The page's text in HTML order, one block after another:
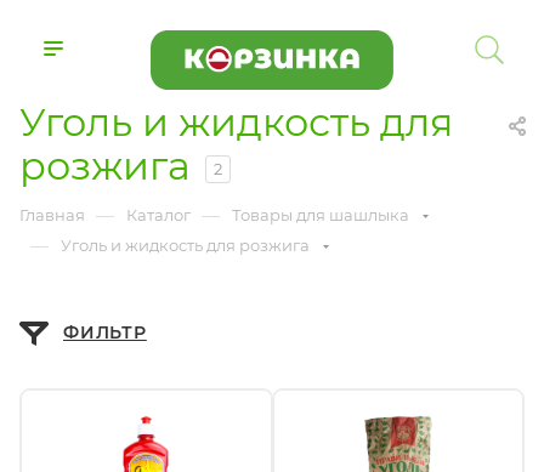
Уголь и жидкость для
розжига
2
Главная — Каталог — Товары для шашлыка
— Уголь и жидкость для розжига
ФИЛЬТР